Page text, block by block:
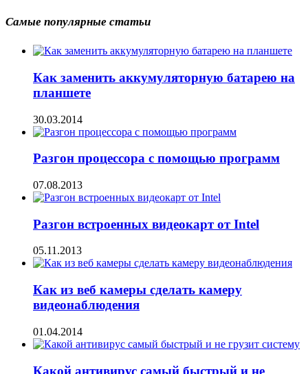
Самые популярные статьи
Как заменить аккумуляторную батарею на
планшете
30.03.2014
Разгон процессора с помощью программ
07.08.2013
Разгон встроенных видеокарт от Intel
05.11.2013
Как из веб камеры сделать камеру
видеонаблюдения
01.04.2014
Какой антивирус самый быстрый и не